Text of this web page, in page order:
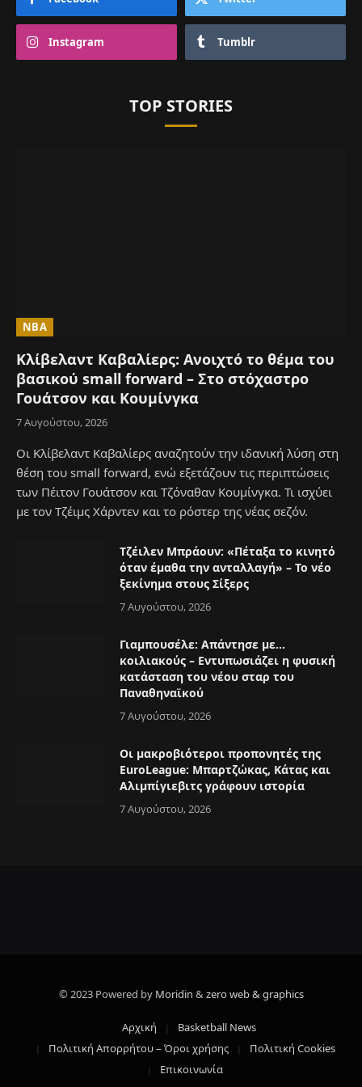
Instagram Tumblr
TOP STORIES
NBA
Κλίβελαντ Καβαλίερς: Ανοιχτό το θέμα του
βασικού small forward – Στο στόχαστρο
Γουάτσον και Κουμίνγκα
7 Αυγούστου, 2026
Οι Κλίβελαντ Καβαλίερς αναζητούν την ιδανική λύση στη
θέση του small forward, ενώ εξετάζουν τις περιπτώσεις
των Πέιτον Γουάτσον και Τζόναθαν Κουμίνγκα. Τι ισχύει
με τον Τζέιμς Χάρντεν και το ρόστερ της νέας σεζόν.
Τζέιλεν Μπράουν: «Πέταξα το κινητό
όταν έμαθα την ανταλλαγή» – Το νέο
ξεκίνημα στους Σίξερς
7 Αυγούστου, 2026
Γιαμπουσέλε: Απάντησε με…
κοιλιακούς – Εντυπωσιάζει η φυσική
κατάσταση του νέου σταρ του
Παναθηναϊκού
7 Αυγούστου, 2026
Οι μακροβιότεροι προπονητές της
EuroLeague: Μπαρτζώκας, Κάτας και
Αλιμπίγιεβιτς γράφουν ιστορία
7 Αυγούστου, 2026
© 2023 Powered by Moridin & zero web & graphics
Αρχική
Basketball News
Πολιτική Απορρήτου – Όροι χρήσης
Πολιτική Cookies
Επικοινωνία